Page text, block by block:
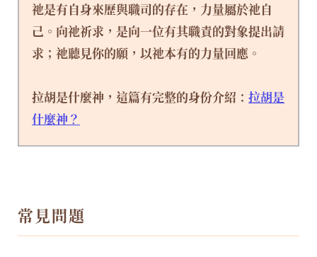
祂是有自身來歷與職司的存在，力量屬於祂自
己。向祂祈求，是向一位有其職責的對象提出請
求；祂聽見你的願，以祂本有的力量回應。
拉胡是什麼神，這篇有完整的身份介紹： 拉胡是
什麼神？
常見問題